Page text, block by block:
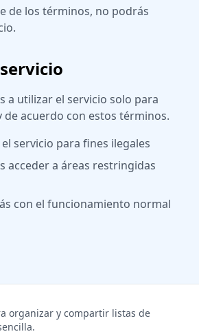
de los términos, no podrás
a utilizar el servicio solo para
de acuerdo con estos términos.
servicio para fines ilegales
acceder a áreas restringidas
con el funcionamiento normal
organizar y compartir listas de